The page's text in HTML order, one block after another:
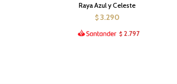
Raya Azul y Celeste
$ 3.290
$ 2.797